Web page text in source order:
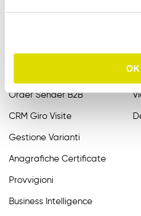
OK
Raccolta Ordini Agenti
Order Sender B2B
CRM Giro Visite
Gestione Varianti
Anagrafiche Certificate
Provvigioni
Business Intelligence